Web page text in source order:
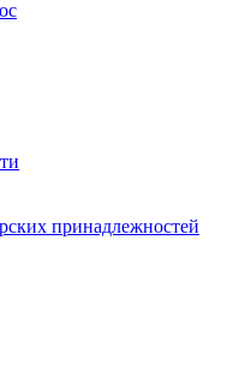
принадлежностей